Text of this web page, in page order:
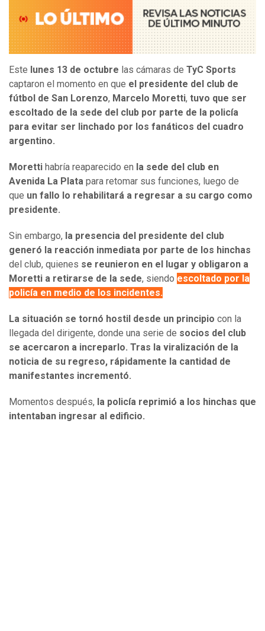
Este lunes 13 de octubre las cámaras de TyC Sports
captaron el momento en que el presidente del club de
fútbol de San Lorenzo, Marcelo Moretti, tuvo que ser
escoltado de la sede del club por parte de la policía
para evitar ser linchado por los fanáticos del cuadro
argentino.
Moretti habría reaparecido en la sede del club en
Avenida La Plata para retomar sus funciones, luego de
que un fallo lo rehabilitará a regresar a su cargo como
presidente.
Sin embargo, la presencia del presidente del club
generó la reacción inmediata por parte de los hinchas
del club, quienes se reunieron en el lugar y obligaron a
Moretti a retirarse de la sede, siendo escoltado por la
policía en medio de los incidentes.
La situación se tornó hostil desde un principio con la
llegada del dirigente, donde una serie de socios del club
se acercaron a increparlo. Tras la viralización de la
noticia de su regreso, rápidamente la cantidad de
manifestantes incrementó.
Momentos después, la policía reprimió a los hinchas que
intentaban ingresar al edificio.